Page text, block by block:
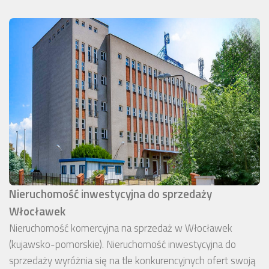
Nieruchomość inwestycyjna do sprzedaży
Włocławek
Nieruchomość komercyjna na sprzedaż w Włocławek
(kujawsko-pomorskie). Nieruchomość inwestycyjna do
sprzedaży wyróżnia się na tle konkurencyjnych ofert swoją